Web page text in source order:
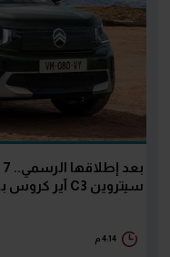
سيتروين C3 آير كروس بالسوق المصري
4:14 م